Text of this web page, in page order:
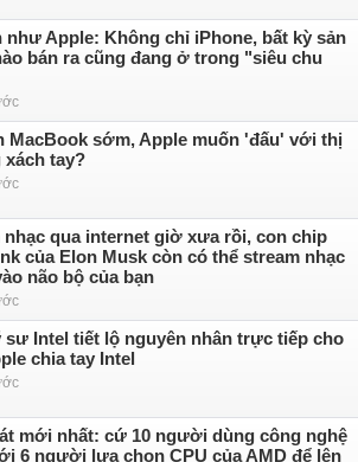
như Apple: Không chỉ iPhone, bất kỳ sản
bán ra cũng đang ở trong "siêu chu
MacBook sớm, Apple muốn 'đấu' với thị
tay?
nhạc qua internet giờ xưa rồi, con chip
của Elon Musk còn có thể stream nhạc
não bộ của bạn
sư Intel tiết lộ nguyên nhân trực tiếp cho
chia tay Intel
mới nhất: cứ 10 người dùng công nghệ
6 người lựa chọn CPU của AMD để lên